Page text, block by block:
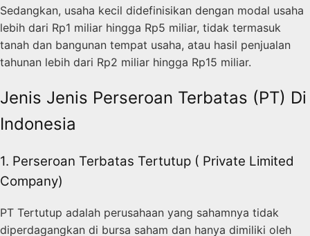
Sedangkan, usaha kecil didefinisikan dengan modal usaha
lebih dari Rp1 miliar hingga Rp5 miliar, tidak termasuk
tanah dan bangunan tempat usaha, atau hasil penjualan
tahunan lebih dari Rp2 miliar hingga Rp15 miliar.
Jenis Jenis Perseroan Terbatas (PT) Di
Indonesia
1. Perseroan Terbatas Tertutup ( Private Limited
Company)
PT Tertutup adalah perusahaan yang sahamnya tidak
diperdagangkan di bursa saham dan hanya dimiliki oleh